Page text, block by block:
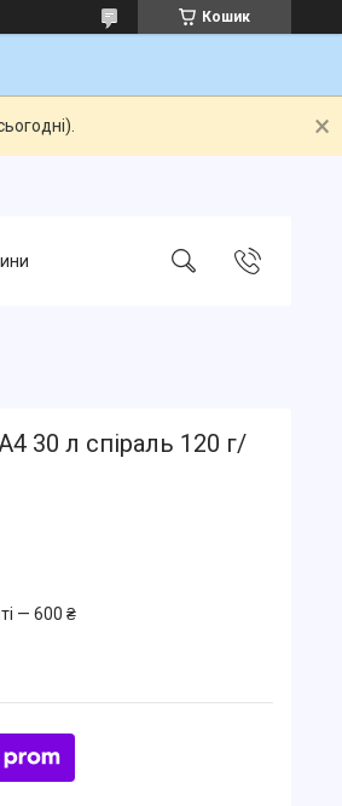
Кошик
30 л спіраль 120 г/
— 600 ₴